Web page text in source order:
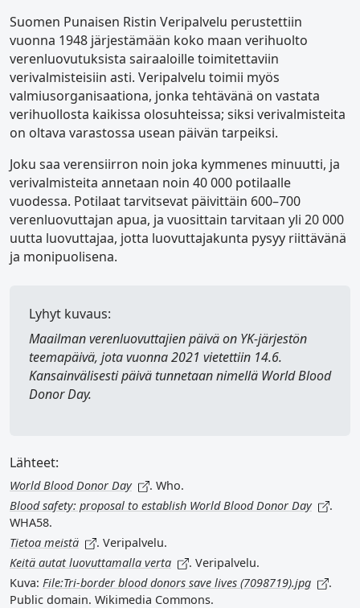
Suomen Punaisen Ristin Veripalvelu perustettiin
vuonna 1948 järjestämään koko maan verihuolto
verenluovutuksista sairaaloille toimitettaviin
verivalmisteisiin asti. Veripalvelu toimii myös
valmiusorganisaationa, jonka tehtävänä on vastata
verihuollosta kaikissa olosuhteissa; siksi verivalmisteita
on oltava varastossa usean päivän tarpeiksi.
Joku saa verensiirron noin joka kymmenes minuutti, ja
verivalmisteita annetaan noin 40 000 potilaalle
vuodessa. Potilaat tarvitsevat päivittäin 600–700
verenluovuttajan apua, ja vuosittain tarvitaan yli 20 000
uutta luovuttajaa, jotta luovuttajakunta pysyy riittävänä
ja monipuolisena.
Lyhyt kuvaus:
Maailman verenluovuttajien päiväon YK-järjestön
teemapäivä, jota vuonna 2021 vietettiin 14.6.
Kansainvälisesti päivä tunnetaan nimellä World Blood
Donor Day.
Lähteet:
World Blood Donor Day
. Who.
Blood safety: proposal to establish World Blood Donor Day
.
WHA58.
Tietoa meistä
. Veripalvelu.
Keitä autat luovuttamalla verta
. Veripalvelu.
Kuva: File:Tri-border blood donors save lives (7098719).jpg
.
Public domain. Wikimedia Commons.